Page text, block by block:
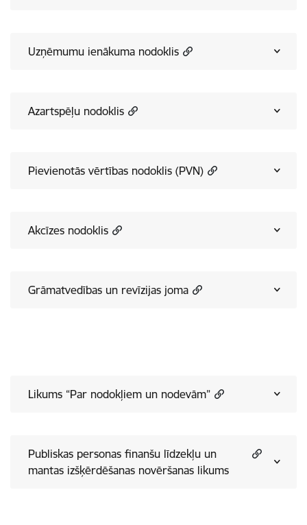
Uzņēmumu ienākuma nodoklis
Azartspēļu nodoklis
Pievienotās vērtības nodoklis (PVN)
Akcīzes nodoklis
Grāmatvedības un revīzijas joma
Likums “Par nodokļiem un nodevām”
Publiskas personas finanšu līdzekļu un
mantas izšķērdēšanas novēršanas likums